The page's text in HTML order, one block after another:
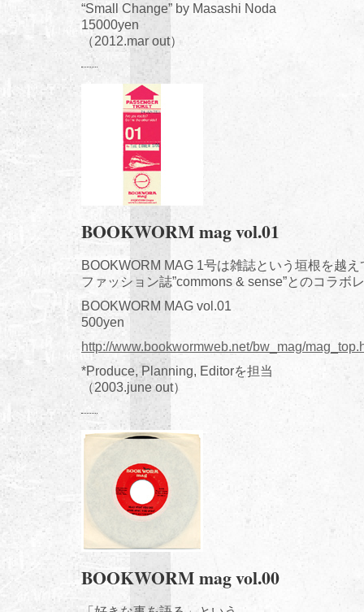
“Small Change” by Masashi Noda
15000yen
（2012.mar out）
BOOKWORM mag vol.01
BOOKWORM MAG 1号は雑誌という垣根を越え
ファッション誌”commons & sense”とのコラボ
BOOKWORM MAG vol.01
500yen
http://www.bookwormweb.net/bw_mag/
*Produce, Planning, Editorを担当
（2003.june out）
BOOKWORM mag vol.00